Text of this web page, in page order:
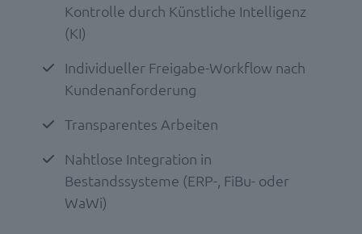
Kontrolle durch Künstliche Intelligenz
(KI)
Individueller Freigabe-Workflow nach
Kundenanforderung
Transparentes Arbeiten
Nahtlose Integration in
Bestandssysteme (ERP-, FiBu- oder
WaWi)